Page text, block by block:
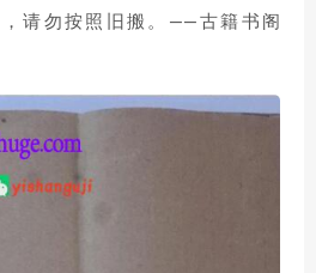
请勿按照旧搬。——古籍书阁